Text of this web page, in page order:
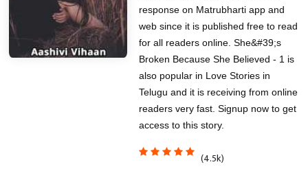
response on Matrubharti app and
web since it is published free to read
for all readers online. She&#39;s
Broken Because She Believed ️️- 1 is
also popular in Love Stories in
Telugu and it is receiving from online
readers very fast. Signup now to get
access to this story.
(4.5k)